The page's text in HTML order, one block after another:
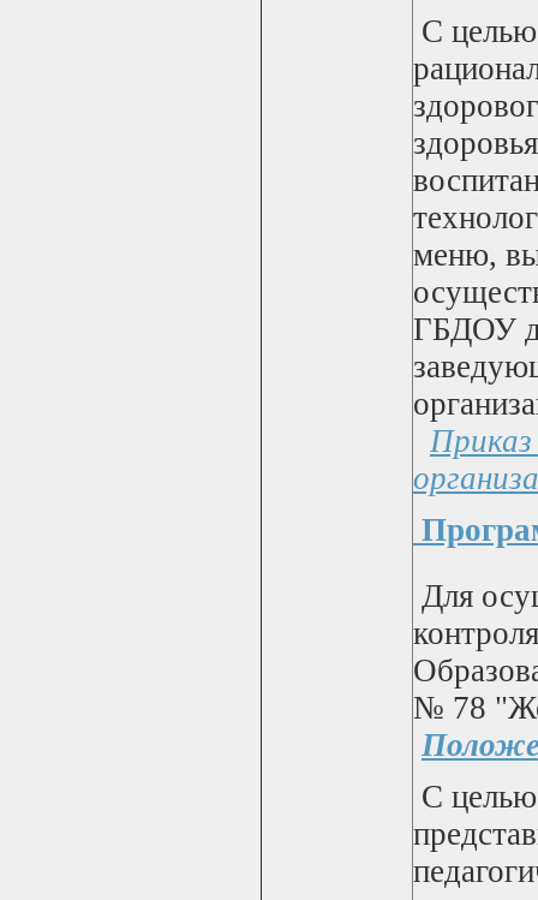
С целью
меню,
ГБДОУ
Для
№ 78
С целью